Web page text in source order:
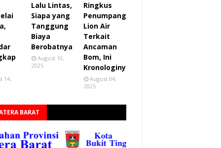
14,
Lalu Lintas,
Siapa yang
Tanggung
Biaya
Berobatnya
August 10,
2025
Ringkus
Penumpang
Lion Air
Terkait
Ancaman
Bom, Ini
Kronologinya
August 04,
2025
BARAT